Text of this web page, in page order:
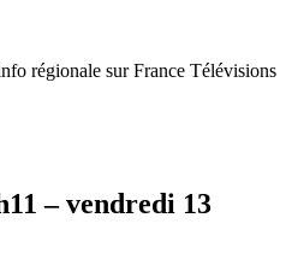
régionale sur France Télévisions
– vendredi 13